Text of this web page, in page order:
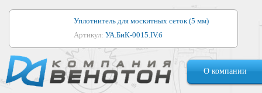
Уплотнитель для москитных сеток (5 мм)
Артикул: УА.БиК-0015.IV.б
Уплотнитель для алюминиевых окон
Артикул:1044 О компании